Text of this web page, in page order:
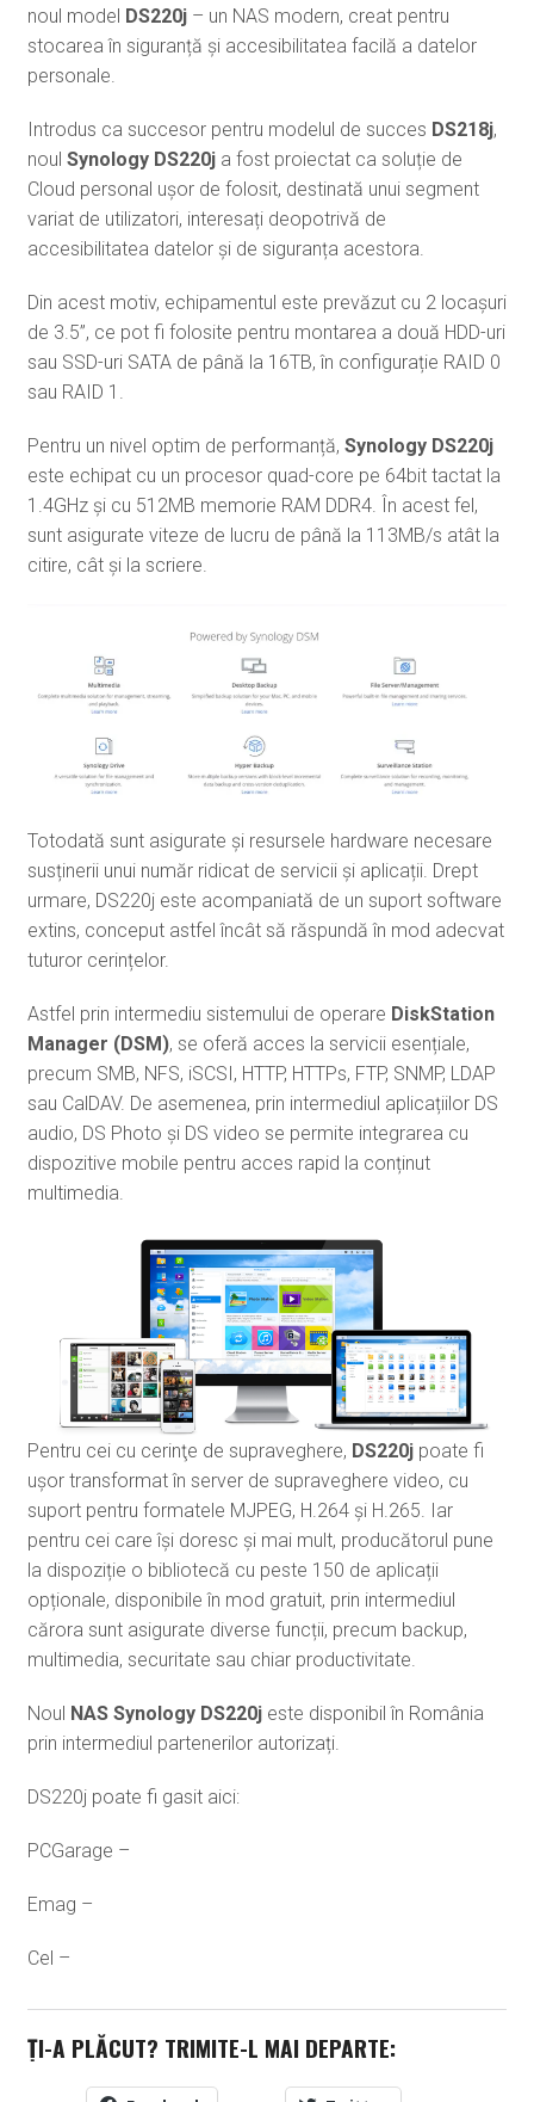
noul model DS220j– un NAS modern, creat pentru
stocarea în siguranță și accesibilitatea facilă a datelor
personale.
Introdus ca succesor pentru modelul de succes DS218j,
noul Synology DS220ja fost proiectat ca soluție de
Cloud personal ușor de folosit, destinată unui segment
variat de utilizatori, interesați deopotrivă de
accesibilitatea datelor și de siguranța acestora.
Din acest motiv, echipamentul este prevăzut cu 2 locașuri
de 3.5”, ce pot fi folosite pentru montarea a două HDD-uri
sau SSD-uri SATA de până la 16TB, în configurație RAID 0
sau RAID 1.
Pentru un nivel optim de performanță, Synology DS220j
este echipat cu un procesor quad-core pe 64bit tactat la
1.4GHz și cu 512MB memorie RAM DDR4. În acest fel,
sunt asigurate viteze de lucru de până la 113MB/s atât la
citire, cât și la scriere.
Totodată sunt asigurate și resursele hardware necesare
susținerii unui număr ridicat de servicii și aplicații. Drept
urmare, DS220j este acompaniată de un suport software
extins, conceput astfel încât să răspundă în mod adecvat
tuturor cerințelor.
Astfel prin intermediu sistemului de operare DiskStation
Manager (DSM), se oferă acces la servicii esențiale,
precum SMB, NFS, iSCSI, HTTP, HTTPs, FTP, SNMP, LDAP
sau CalDAV. De asemenea, prin intermediul aplicațiilor DS
audio, DS Photo și DS video se permite integrarea cu
dispozitive mobile pentru acces rapid la conținut
multimedia.
Pentru cei cu cerinţe de supraveghere, DS220jpoate fi
uşor transformat în server de supraveghere video, cu
suport pentru formatele MJPEG, H.264 și H.265. Iar
pentru cei care își doresc și mai mult, producătorul pune
la dispoziție o bibliotecă cu peste 150 de aplicații
opționale, disponibile în mod gratuit, prin intermediul
cărora sunt asigurate diverse funcții, precum backup,
multimedia, securitate sau chiar productivitate.
Noul NAS Synology DS220j este disponibil în România
prin intermediul partenerilor autorizați.
DS220j poate fi gasit aici:
PCGarage –
Emag –
Cel –
ȚI-A PLĂCUT? TRIMITE-L MAI DEPARTE: